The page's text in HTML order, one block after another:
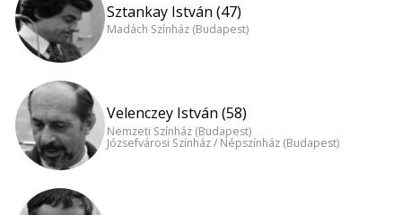
Sztankay István (47)
Madách Színház (Budapest)
Velenczey István (58)
Nemzeti Színház (Budapest)
Józsefvárosi Színház / Népszínház (Budapest)